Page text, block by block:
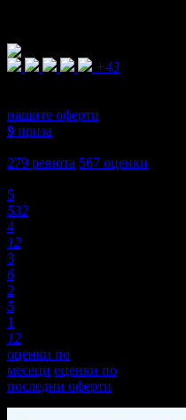
+43
нашите оферти
9 приза
279 ревюта 567 оценки
5
532
4
12
3
6
2
5
1
12
оценки по
месеци оценки по
последни оферти